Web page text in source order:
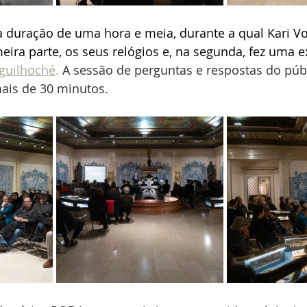
duração de uma hora e meia, durante a qual Kari
parte, os seus relógios e, na segunda, fez uma
. A sessão de perguntas e respostas do
de 30 minutos.